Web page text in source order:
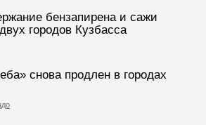
бензапирена и сажи
городов Кузбасса
снова продлен в городах